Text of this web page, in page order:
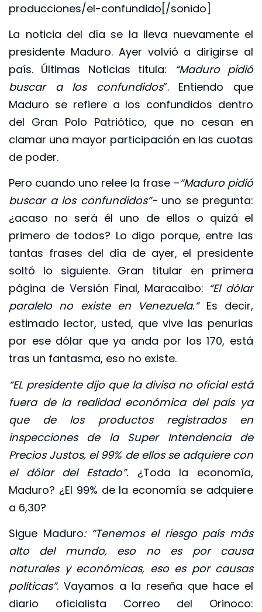
producciones/el-confundido[/sonido]
La noticia del día se la lleva nuevamente el
presidente Maduro. Ayer volvió a dirigirse al
país. Últimas Noticias titula: “Maduro pidió
buscar a los confundidos”. Entiendo que
Maduro se refiere a los confundidos dentro
del Gran Polo Patriótico, que no cesan en
clamar una mayor participación en las cuotas
de poder.
Pero cuando uno relee la frase –“Maduro pidió
buscar a los confundidos”-uno se pregunta:
¿acaso no será él uno de ellos o quizá el
primero de todos? Lo digo porque, entre las
tantas frases del día de ayer, el presidente
soltó lo siguiente. Gran titular en primera
página de Versión Final, Maracaibo: “El dólar
paralelo no existe en Venezuela.”Es decir,
estimado lector, usted, que vive las penurias
por ese dólar que ya anda por los 170, está
tras un fantasma, eso no existe.
“EL presidente dijo que la divisa no oficial está
fuera de la realidad económica del país ya
que de los productos registrados en
inspecciones de la Super Intendencia de
Precios Justos, el 99% de ellos se adquiere con
el dólar del Estado”. ¿Toda la economía,
Maduro? ¿El 99% de la economía se adquiere
a 6,30?
Sigue Maduro: “Tenemos el riesgo país más
alto del mundo, eso no es por causa
naturales y económicas, eso es por causas
políticas”. Vayamos a la reseña que hace el
diario oficialista Correo del Orinoco: